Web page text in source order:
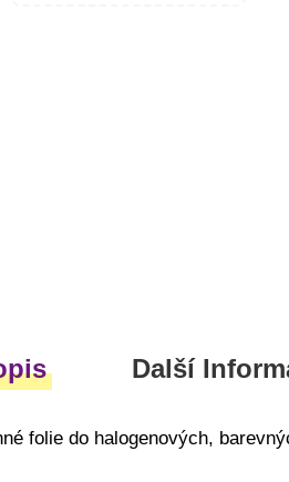
Další
folie do halogenových,